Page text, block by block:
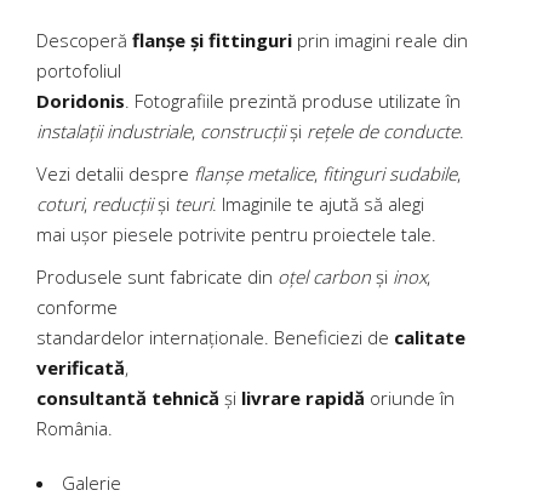
Descoperă flanșe și fittinguri prin imagini reale din
portofoliul
Doridonis. Fotografiile prezintă produse utilizate în
instalații industriale, construcțiiși rețele de conducte.
Vezi detalii despre flanșe metalice, fitinguri sudabile,
coturi, reducțiiși teuri. Imaginile te ajută să alegi
mai ușor piesele potrivite pentru proiectele tale.
Produsele sunt fabricate din oțel carbon și inox,
conforme
standardelor internaționale. Beneficiezi de calitate
verificată,
consultantă tehnică și livrare rapidă oriunde în
România.
Galerie